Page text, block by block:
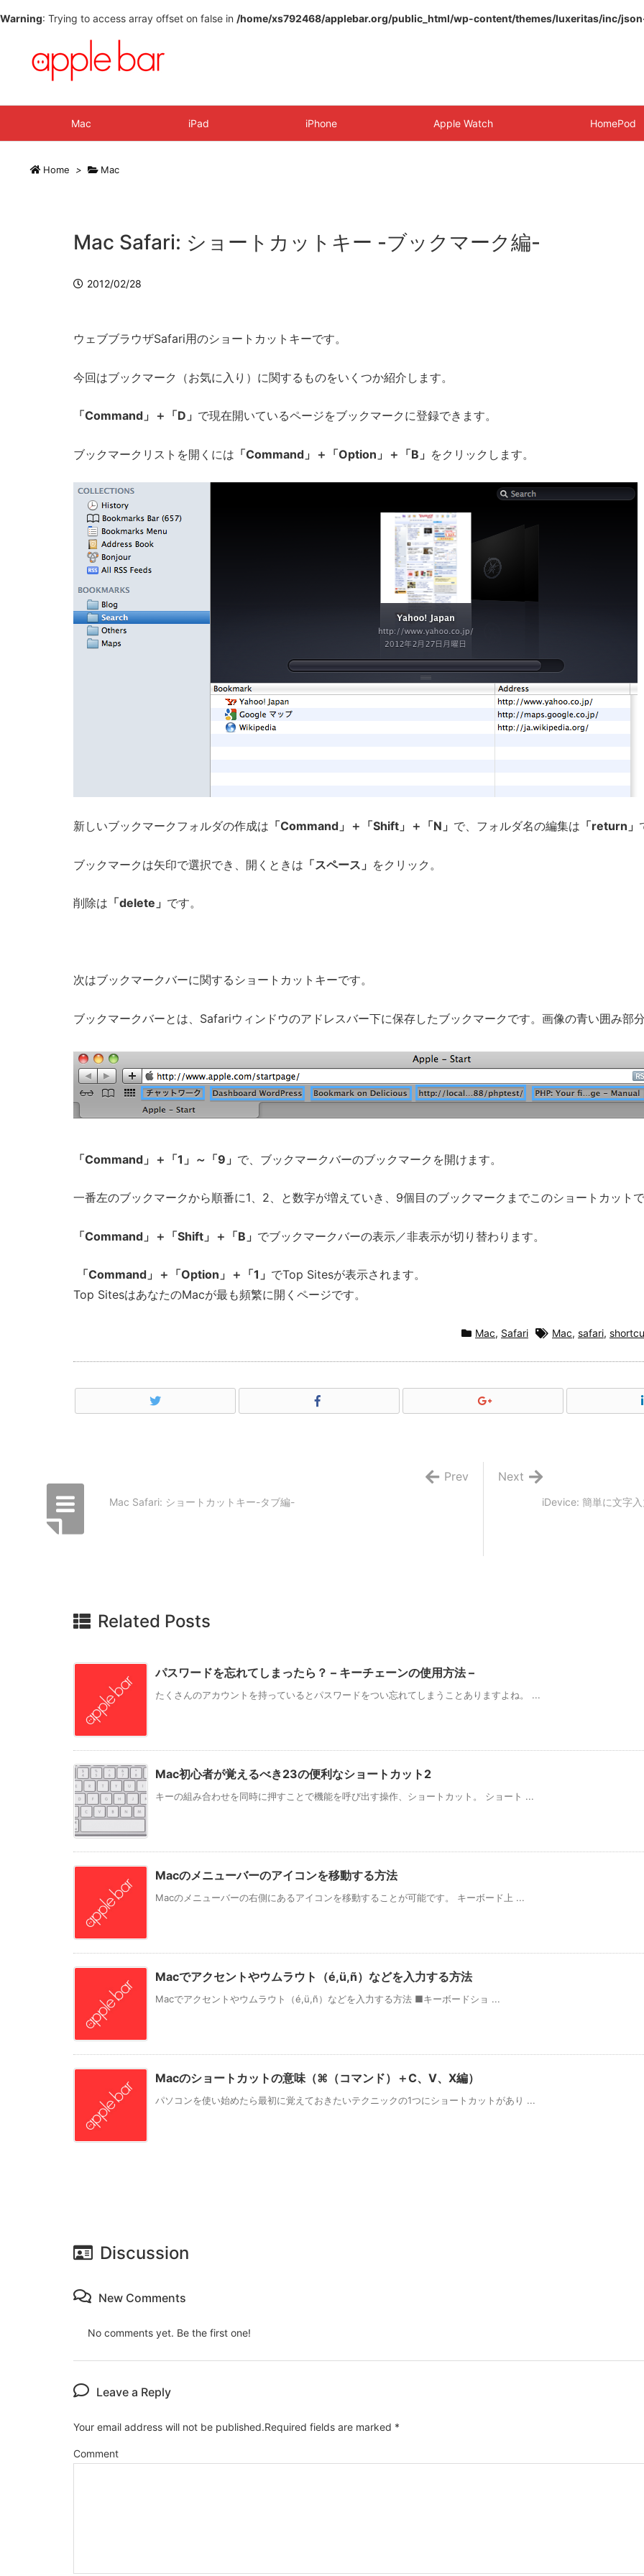
Warning: Trying to access array offset on false in /home/xs792468/applebar.org/public_html/wp-content/themes/luxeritas/inc/
Mac iPad iPhone Apple Watch HomePod
Home > Mac
Mac Safari: ショートカットキー -ブックマーク編-
2012/02/28
ウェブブラウザSafari用のショートカットキーです。
今回はブックマーク（お気に入り）に関するものをいくつか紹介します。
「Command」＋「D」 で現在開いているページをブックマークに登録できます。
ブックマークリストを開くには 「Command」＋「Option」＋「B」 をクリックします。
新しいブックマークフォルダの作成は 「Command」＋「Shift」＋「N」 で、フォルダ名の編集は 「return」
ブックマークは矢印で選択でき、開くときは 「スペース」 をクリック。
削除は 「delete」 です。
次はブックマークバーに関するショートカットキーです。
ブックマークバーとは、Safariウィンドウのアドレスバー下に保存したブックマークです。画像の青い囲み部
「Command」＋「1」～「9」 で、ブックマークバーのブックマークを開けます。
一番左のブックマークから順番に1、2、と数字が増えていき、9個目のブックマークまでこのショートカット
「Command」＋「Shift」＋「B」 でブックマークバーの表示／非表示が切り替わります。
「Command」＋「Option」＋「1」 でTop Sitesが表示されます。
Top SitesはあなたのMacが最も頻繁に開くページです。
Mac, Safari Mac, safari,
iDevice: 簡単に文字
Next
Mac Safari: ショートカットキー-タブ編-
Prev
Related Posts
パスワードを忘れてしまったら？ – キーチェーンの使用方法 –
たくさんのアカウントを持っているとパスワードをつい忘れてしまうことありますよね。 ...
Mac初心者が覚えるべき23の便利なショートカット2
キーの組み合わせを同時に押すことで機能を呼び出す操作、ショートカット。 ショート ...
Macのメニューバーのアイコンを移動する方法
Macのメニューバーの右側にあるアイコンを移動することが可能です。 キーボード上 ...
Macでアクセントやウムラウト（é,ü,ñ）などを入力する方法
Macでアクセントやウムラウト（é,ü,ñ）などを入力する方法 ■キーボードショ ...
Macのショートカットの意味（⌘（コマンド）＋C、V、X編）
パソコンを使い始めたら最初に覚えておきたいテクニックの1つにショートカットがあり ...
Discussion
New Comments
No comments yet. Be the first one!
Leave a Reply
Your email address will not be published.Required fields are marked *
Comment